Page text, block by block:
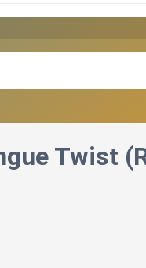
Twist